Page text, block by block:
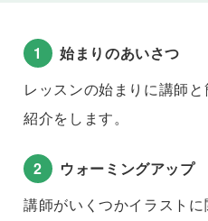
Lesson 28 出会い・交流(1)
旅先で知り合った人と、お天気な
Lesson 29 出会い・交流(2)
Lesson 30 単語・フレーズ(11)
1
始まりのあいさつ
レッスンの始まりに講師
紹介をします。
2
ウォーミングアップ
講師がいくつかイラストに